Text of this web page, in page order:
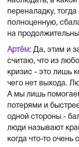
переналадку,
полноценную,
на
Артём : Да, этим и
считаю, что из
кризис - это лишь
чего нет выхода.
А мы лишь
потерями и
одной стороны -
люди называют
когда что-то